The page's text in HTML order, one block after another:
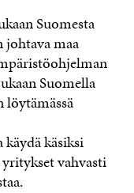
Suomesta
maa
Suomella
löytämässä
käsiksi
vahvasti